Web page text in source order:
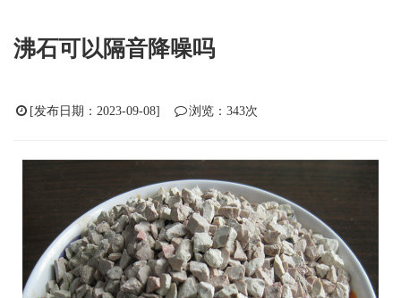
沸石可以隔音降噪吗
[发布日期：2023-09-08] 浏览：343次